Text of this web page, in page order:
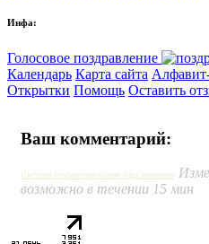
Инфа:
Голосовое поздравление
Календарь Карта сайта
Открытки Помощь Оставить
Ваш комментарий:
Система комментирования SigComments
возможно в течении 15 мин